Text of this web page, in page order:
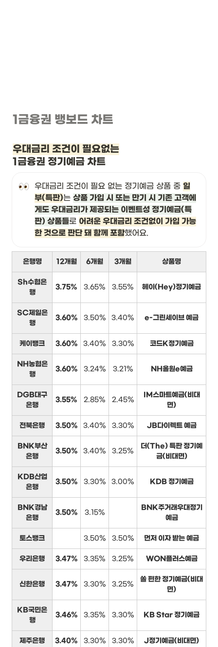
1금융권 뱅보드 차트
우대금리 조건이 필요없는
1금융권 정기예금 차트
우대금리 조건이 필요 없는 정기예금 상품 중 일
부(특판)는 상품 가입 시 또는 만기 시 기존 고객에
게도 우대금리가 제공되는 이벤트성 정기예금(특
판) 상품들로 어려운 우대금리 조건없이 가입 가능
한 것으로 판단 돼 함께 포함했어요.
은행명 12개월 6개월 3개월 상품명
Sh수협은
행
3.75% 3.65% 3.55% 헤이(Hey)정기예금
SC제일은
행
3.60% 3.50% 3.40% e-그린세이브 예금
케이뱅크 3.60% 3.40% 3.30% 코드K정기예금
NH농협은
행
3.60% 3.24% 3.21% NH올원e예금
DGB대구
은행
3.55% 2.85% 2.45%
IM스마트예금(비대
면)
전북은행 3.50% 3.40% 3.30% JB다이렉트 예금
BNK부산
은행
3.50% 3.40% 3.25%
더(The) 특판 정기예
금(비대면)
KDB산업
은행
3.50% 3.30% 3.00% KDB 정기예금
BNK경남
은행
3.50% 3.15%
BNK주거래우대정기
예금
토스뱅크 3.50% 3.50% 먼저 이자 받는 예금
우리은행 3.47% 3.35% 3.25% WON플러스예금
신한은행 3.47% 3.30% 3.25%
쏠 편한 정기예금(비대
면)
KB국민은
행
3.46% 3.35% 3.30% KB Star 정기예금
제주은행 3.40% 3.30% 3.30% J정기예금(비대면)